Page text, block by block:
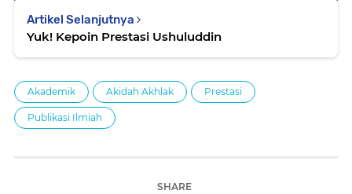
Artikel Selanjutnya
Yuk! Kepoin Prestasi Ushuluddin
Akademik Akidah Akhlak Prestasi
Publikasi Ilmiah
SHARE